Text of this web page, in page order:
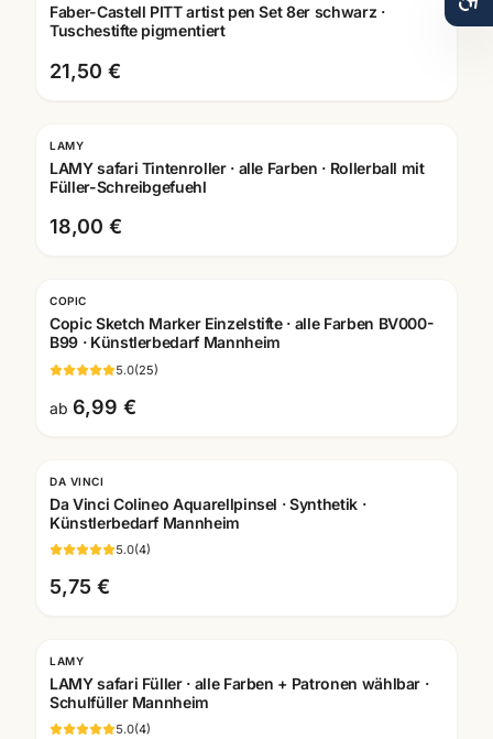
Faber-Castell PITT artist pen Set 8er schwarz ·
Tuschestifte pigmentiert
21,50 €
Gravur
LAMY
LAMY safari Tintenroller · alle Farben · Rollerball mit
Füller-Schreibgefuehl
18,00 €
COPIC
Copic Sketch Marker Einzelstifte · alle Farben BV000-
B99 · Künstlerbedarf Mannheim
5.0(25)
ab 6,99 €
DA VINCI
Da Vinci Colineo Aquarellpinsel · Synthetik ·
Künstlerbedarf Mannheim
5.0(4)
5,75 €
Gravur
LAMY
LAMY safari Füller · alle Farben + Patronen wählbar ·
Schulfüller Mannheim
5.0(4)